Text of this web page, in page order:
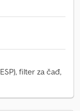
filter za čađ,